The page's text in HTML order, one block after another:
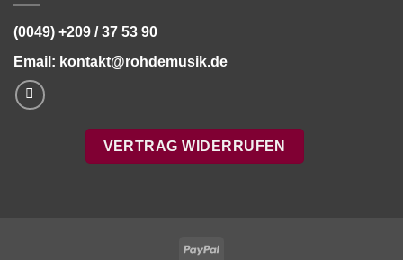
(0049) +209 / 37 53 90
Email: kontakt@rohdemusik.de
VERTRAG WIDERRUFEN
PayPal